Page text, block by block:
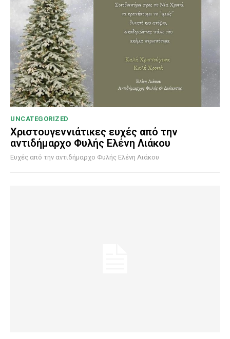
UNCATEGORIZED
Χριστουγεννιάτικες ευχές από την
αντιδήμαρχο Φυλής Ελένη Λιάκου